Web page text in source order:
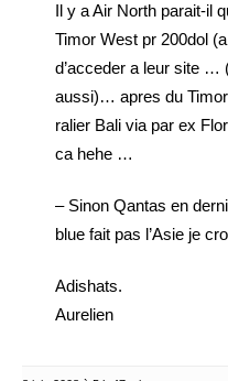
Il y a Air North parait-il
Timor West pr 200dol
d’acceder a leur site …
aussi)… apres du
ralier Bali via par ex
ca hehe …
– Sinon Qantas en
blue fait pas l’Asie je
Adishats.
Aurelien